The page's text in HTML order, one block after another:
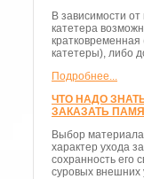
В зависимости
катетера
кратковременная
катетеры), либо
Подробнее...
ЧТО НАДО
ЗАКАЗАТЬ
Выбор
характер ухода
сохранность его
суровых внешних